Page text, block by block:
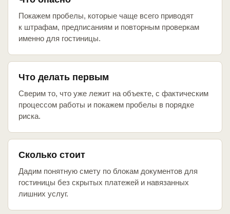
Покажем пробелы, которые чаще всего приводят
к штрафам, предписаниям и повторным проверкам
именно для гостиницы.
Что делать первым
Сверим то, что уже лежит на объекте, с фактическим
процессом работы и покажем пробелы в порядке
риска.
Сколько стоит
Дадим понятную смету по блокам документов для
гостиницы без скрытых платежей и навязанных
лишних услуг.